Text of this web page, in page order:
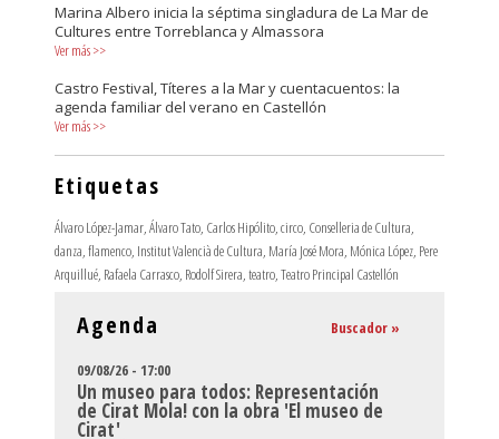
Marina Albero inicia la séptima singladura de La Mar de
Cultures entre Torreblanca y Almassora
Ver más>>
Castro Festival, Títeres a la Mar y cuentacuentos: la
agenda familiar del verano en Castellón
Ver más>>
Etiquetas
Álvaro López-Jamar Álvaro Tato Carlos Hipólito circo Conselleria de Cultura
danza flamenco Institut Valencià de Cultura María José Mora Mónica López Pere
Arquillué Rafaela Carrasco Rodolf Sirera teatro Teatro Principal Castellón
Agenda Buscador »
09/08/26 - 17:00
Un museo para todos: Representación
de Cirat Mola! con la obra 'El museo de
Cirat'